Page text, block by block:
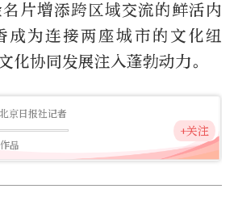
片增添跨区域交流的鲜活内
成为连接两座城市的文化纽
化协同发展注入蓬勃动力。
北京日报社记者
品
+关注